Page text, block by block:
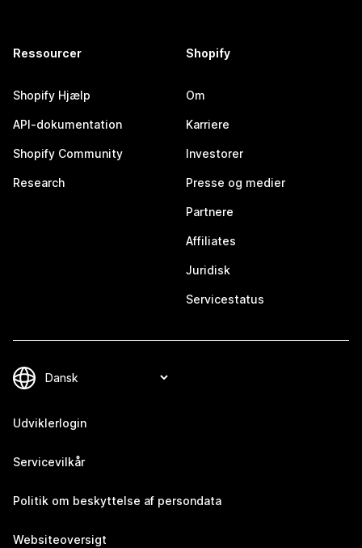
Ressourcer
Shopify Hjælp
API-dokumentation
Shopify Community
Research
Shopify
Om
Karriere
Investorer
Presse og medier
Partnere
Affiliates
Juridisk
Servicestatus
Udviklerlogin
Servicevilkår
Politik om beskyttelse af persondata
Websiteoversigt